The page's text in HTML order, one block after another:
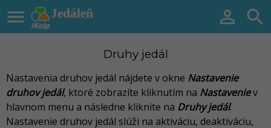
Jedáleň
  
Druhy jedál
Nastavenia druhov jedál nájdete v okne Nastavenie
druhov jedál, ktoré zobrazíte kliknutím na Nastaveniev
hlavnom menu a následne kliknite na Druhy jedál.
Nastavenie druhov jedál slúži na aktiváciu, deaktiváciu,